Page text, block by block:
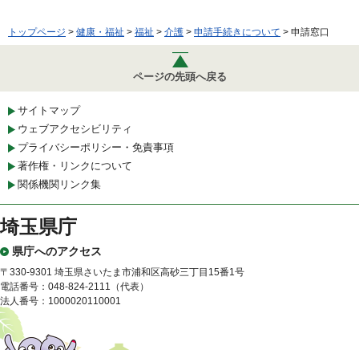
トップページ > 健康・福祉 > 福祉 > 介護 > 申請手続きについて > 申請窓口
ページの先頭へ戻る
サイトマップ
ウェブアクセシビリティ
プライバシーポリシー・免責事項
著作権・リンクについて
関係機関リンク集
埼玉県庁
県庁へのアクセス
〒330-9301 埼玉県さいたま市浦和区高砂三丁目15番1号
電話番号：048-824-2111（代表）
法人番号：1000020110001